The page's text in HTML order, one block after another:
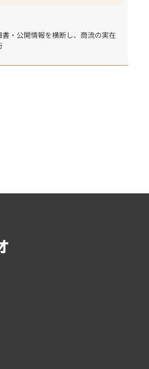
・公開情報を横断し、商流の実在